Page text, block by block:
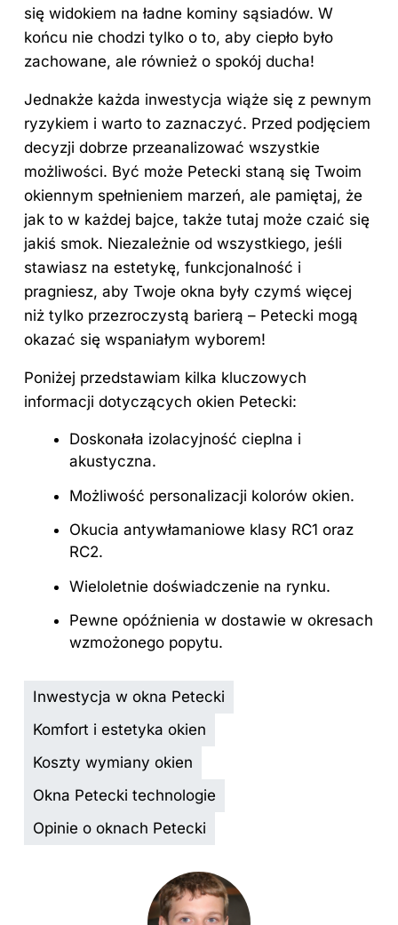
się widokiem na ładne kominy sąsiadów. W
końcu nie chodzi tylko o to, aby ciepło było
zachowane, ale również o spokój ducha!
Jednakże każda inwestycja wiąże się z pewnym
ryzykiem i warto to zaznaczyć. Przed podjęciem
decyzji dobrze przeanalizować wszystkie
możliwości. Być może Petecki staną się Twoim
okiennym spełnieniem marzeń, ale pamiętaj, że
jak to w każdej bajce, także tutaj może czaić się
jakiś smok. Niezależnie od wszystkiego, jeśli
stawiasz na estetykę, funkcjonalność i
pragniesz, aby Twoje okna były czymś więcej
niż tylko przezroczystą barierą – Petecki mogą
okazać się wspaniałym wyborem!
Poniżej przedstawiam kilka kluczowych
informacji dotyczących okien Petecki:
Doskonała izolacyjność cieplna i
akustyczna.
Możliwość personalizacji kolorów okien.
Okucia antywłamaniowe klasy RC1 oraz
RC2.
Wieloletnie doświadczenie na rynku.
Pewne opóźnienia w dostawie w okresach
wzmożonego popytu.
Inwestycja w okna Petecki
Komfort i estetyka okien
Koszty wymiany okien
Okna Petecki technologie
Opinie o oknach Petecki